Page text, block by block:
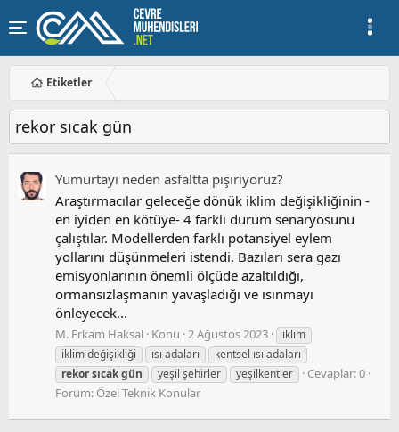
Etiketler
rekor sıcak gün
Yumurtayı neden asfaltta pişiriyoruz?
Araştırmacılar geleceğe dönük iklim değişikliğinin -
en iyiden en kötüye- 4 farklı durum senaryosunu
çalıştılar. Modellerden farklı potansiyel eylem
yollarını düşünmeleri istendi. Bazıları sera gazı
emisyonlarının önemli ölçüde azaltıldığı,
ormansızlaşmanın yavaşladığı ve ısınmayı
önleyecek...
M. Erkam Haksal Konu 2 Ağustos 2023
iklim
iklim değişikliği
ısı adaları
kentsel ısı adaları
rekorsıcakgün yeşil şehirler yeşilkentler
Cevaplar: 0
Forum: Özel Teknik Konular